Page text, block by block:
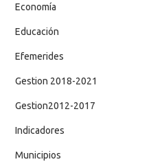
Economía
Educación
Efemerides
Gestion 2018-2021
Gestion2012-2017
Indicadores
Municipios